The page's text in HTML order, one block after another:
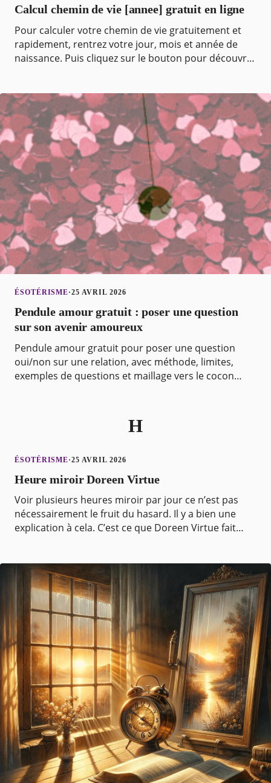
Calcul chemin de vie [annee] gratuit en ligne
Pour calculer votre chemin de vie gratuitement et
rapidement, rentrez votre jour, mois et année de
naissance. Puis cliquez sur le bouton pour découvrir
ÉSOTÉRISME·25 AVRIL 2026
Pendule amour gratuit : poser une question
sur son avenir amoureux
Pendule amour gratuit pour poser une question
oui/non sur une relation, avec méthode, limites,
exemples de questions et maillage vers le cocon
H
ÉSOTÉRISME·25 AVRIL 2026
Heure miroir Doreen Virtue
Voir plusieurs heures miroir par jour ce n’est pas
nécessairement le fruit du hasard. Il y a bien une
explication à cela. C’est ce que Doreen Virtue fait